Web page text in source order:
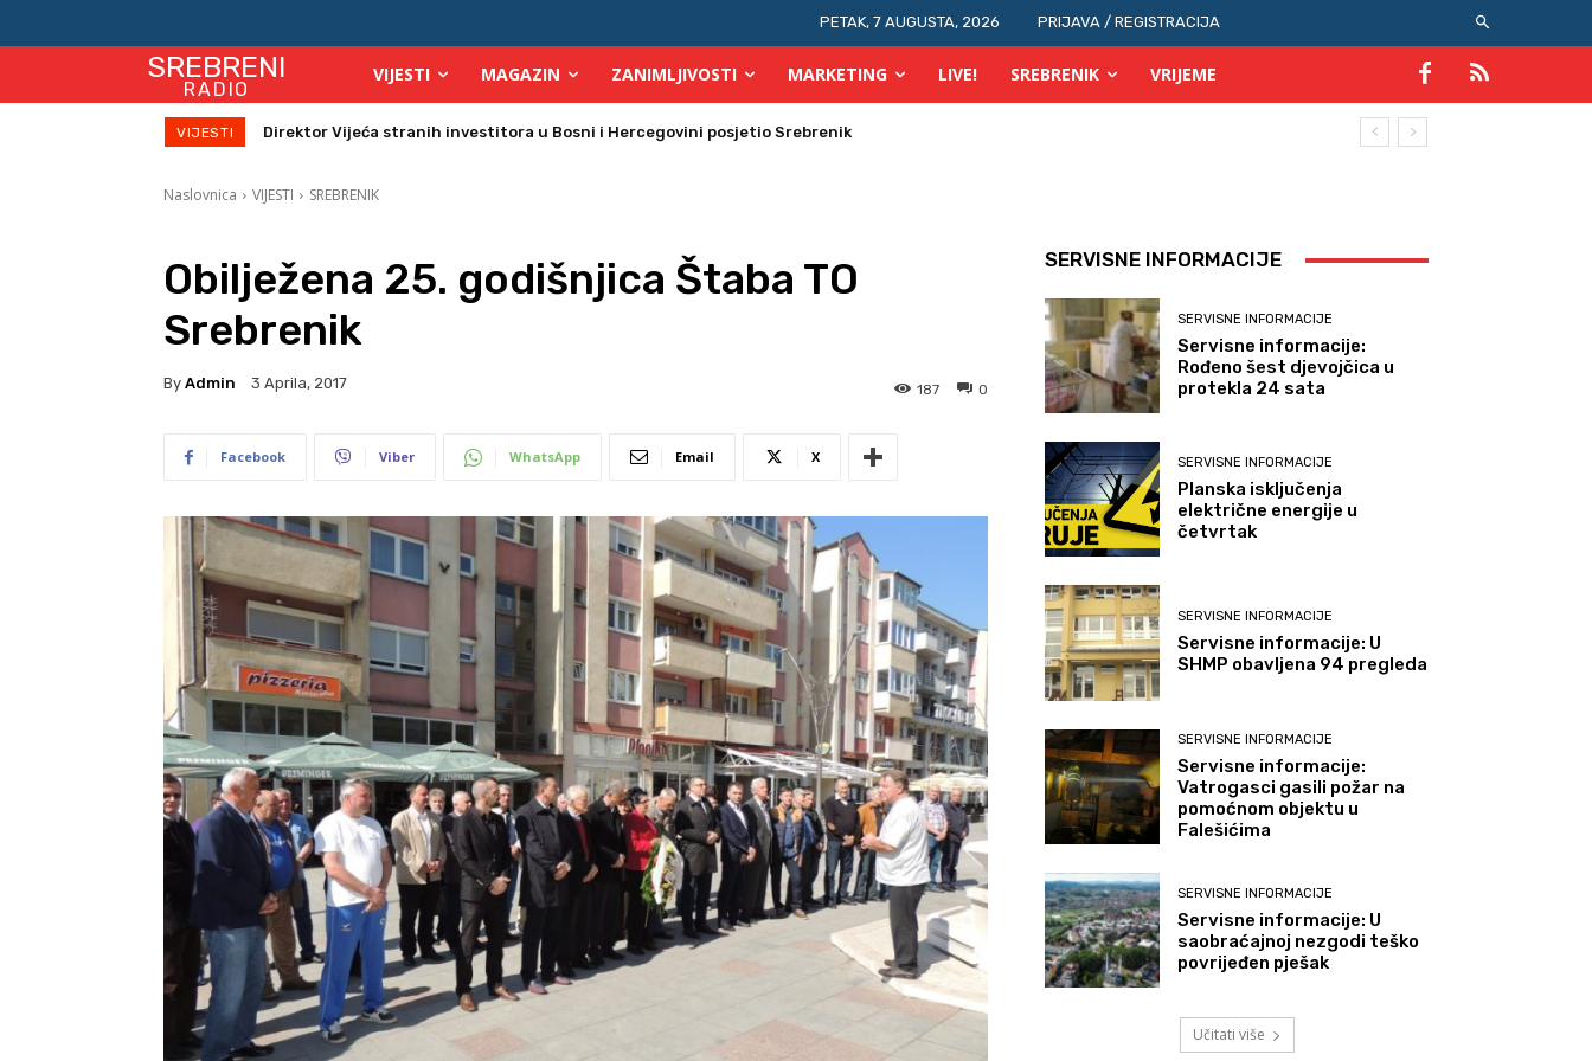
PETAK, 7 AUGUSTA, 2026 PRIJAVA / REGISTRACIJA
SREBRENI
RADIO
VIJESTI MAGAZIN ZANIMLJIVOSTI MARKETING LIVE! SREBRENIK VRIJEME
VIJESTI Zbog velikih vrućina povećan broj požara u TK
Naslovnica VIJESTI SREBRENIK
Obilježena 25. godišnjica Štaba TO
Srebrenik
By Admin 3 Aprila, 2017 0
187
Facebook Viber WhatsApp Email X
SERVISNE INFORMACIJE
SERVISNE INFORMACIJE
Servisne informacije:
Rođeno šest djevojčica u
protekla 24 sata
SERVISNE INFORMACIJE
Planska isključenja
električne energije u
četvrtak
SERVISNE INFORMACIJE
Servisne informacije: U
SHMP obavljena 94 pregleda
SERVISNE INFORMACIJE
Servisne informacije:
Vatrogasci gasili požar na
pomoćnom objektu u
Falešićima
SERVISNE INFORMACIJE
Servisne informacije: U
saobraćajnoj nezgodi teško
povrijeđen pješak
Učitati više